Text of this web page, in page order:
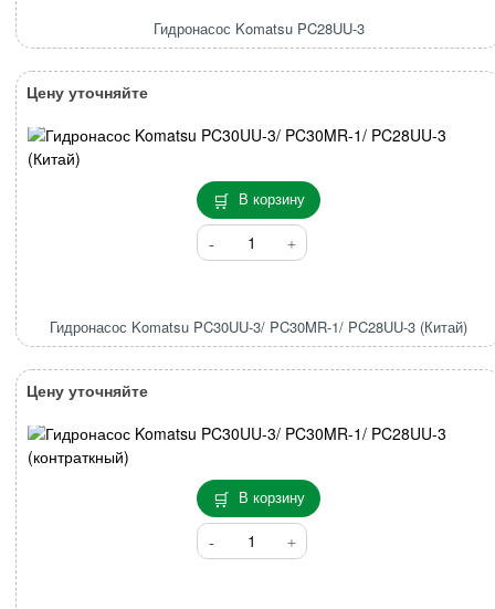
3
Гидронасос Komatsu PC28UU-3
В корзину
Количество
товара
PC30UU-
3/
PC30MR-
3
Гидронасос Komatsu PC30UU-3/ PC30MR-1/ PC28UU-3 (Китай)
Цену уточняйте
В корзину
Количество
товара
Цену уточняйте